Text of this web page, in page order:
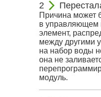
Причина может
в управляющем
элемент,
между другими
на набор воды
она не
модуль.